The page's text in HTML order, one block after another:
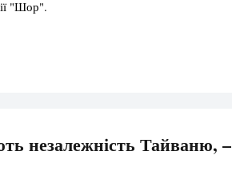
"Шор".
незалежність Тайваню, –